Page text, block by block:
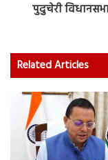
पुदुचेरी
Related Articles